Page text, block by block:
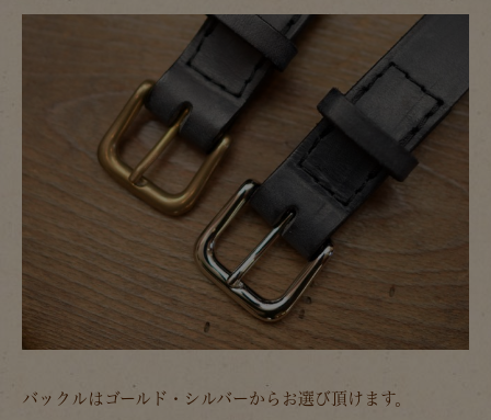
バックルはゴールド・シルバーからお選び頂けます。